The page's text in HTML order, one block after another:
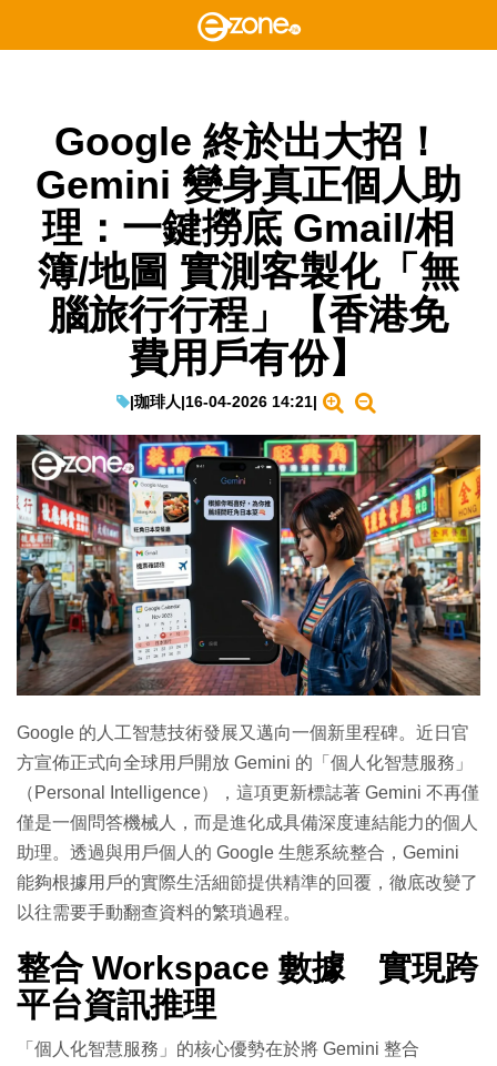
Google 終於出大招！
Gemini 變身真正個人助
理：一鍵撈底 Gmail/相
簿/地圖 實測客製化「無
腦旅行行程」【香港免
費用戶有份】
|珈琲人|16-04-2026 14:21|
Google 的人工智慧技術發展又邁向一個新里程碑。近日官
方宣佈正式向全球用戶開放 Gemini 的「個人化智慧服務」
（Personal Intelligence），這項更新標誌著 Gemini 不再僅
僅是一個問答機械人，而是進化成具備深度連結能力的個人
助理。透過與用戶個人的 Google 生態系統整合，Gemini
能夠根據用戶的實際生活細節提供精準的回覆，徹底改變了
以往需要手動翻查資料的繁瑣過程。
整合 Workspace 數據 實現跨
平台資訊推理
「個人化智慧服務」的核心優勢在於將 Gemini 整合